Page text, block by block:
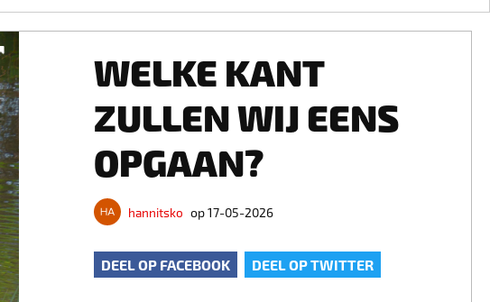
WELKE KANT
ZULLEN WIJ EENS
OPGAAN?
hannitsko op 17-05-2026
DEEL OP FACEBOOK DEEL OP TWITTER